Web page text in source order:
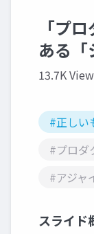
「プ
ある「
13.7K
#正しい
#プロダ
#アジャ
スライド